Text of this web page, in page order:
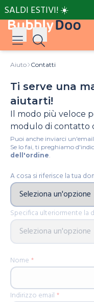
SALDI ESTIVI! ☀️
Suggerimenti
Le
Le
Il posto più
Barbie può
Aiuto Contatti
Ti serve una
aiutarti!
Il modo più veloce
modulo di contatto
Puoi anche inviarci
Se lo fai, ti preghiamo
dell'ordine.
A cosa si riferisce la tua
Specifica ulteriormente la
Nome *
Indirizzo email *